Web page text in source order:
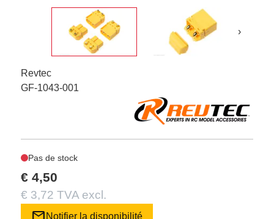
›
Revtec
GF-1043-001
Pas de stock
€ 4,50
€ 3,72 TVA excl.
Notifier la disponibilité